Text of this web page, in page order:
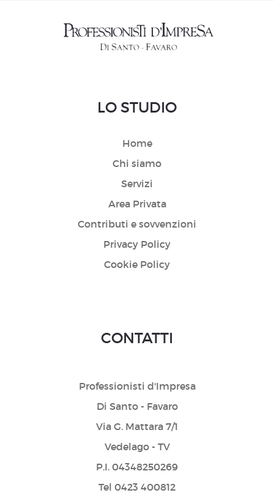
LO STUDIO
Home
Chi siamo
Servizi
Area Privata
Contributi e sovvenzioni
Privacy Policy
Cookie Policy
CONTATTI
Professionisti d'Impresa
Di Santo - Favaro
Via G. Mattara 7/1
Vedelago - TV
P.I. 04348250269
Tel 0423 400812